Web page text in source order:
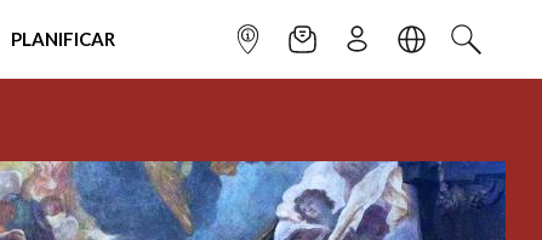
PLANIFICAR INFOPOINTNEWSLETTER
SUSCRÌBETE
IDIOMABUSCAR